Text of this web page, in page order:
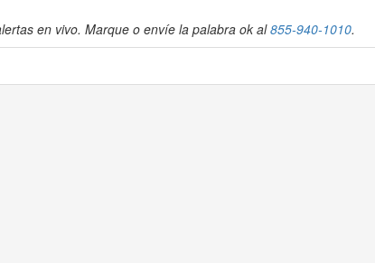
en vivo. Marque o envíe la palabra ok al855-940-1010.